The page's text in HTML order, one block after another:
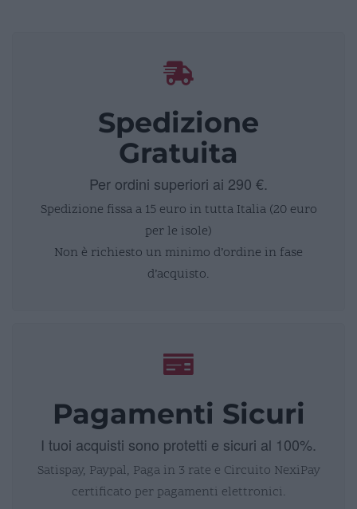
Spedizione
Gratuita
Per ordini superiori ai 290 €.
Spedizione fissa a 15 euro in tutta Italia (20 euro
per le isole)
Non è richiesto un minimo d’ordine in fase
d’acquisto.
Pagamenti Sicuri
I tuoi acquisti sono protetti e sicuri al 100%.
Satispay, Paypal, Paga in 3 rate e Circuito NexiPay
certificato per pagamenti elettronici.